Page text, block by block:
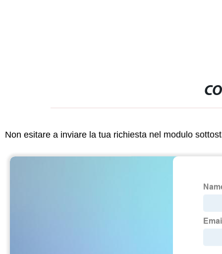
Non esitare a inviare la tua richiesta nel modulo